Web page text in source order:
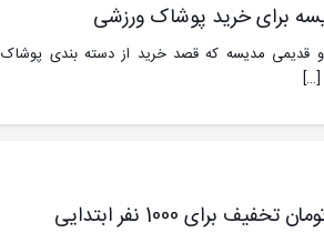
قدیمی مدیسه که قصد خرید از دسته بندی پوشاک